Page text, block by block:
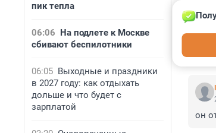
пик тепла
06:06 На подлете к Москве
сбивают беспилотники
06:05 Выходные и праздники
в 2027 году: как отдыхать
дольше и что будет с
зарплатой
он